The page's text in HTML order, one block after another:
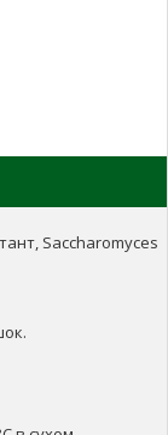
Saccharomyces